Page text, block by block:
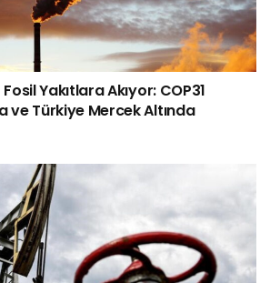
Yakıtlara Akıyor: COP31
ve Türkiye Mercek Altında